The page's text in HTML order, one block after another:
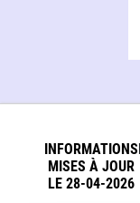
INFORMATIONS
MISES À JOUR
LE 28-04-2026